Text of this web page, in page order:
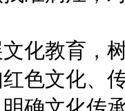
教育，树
色文化、